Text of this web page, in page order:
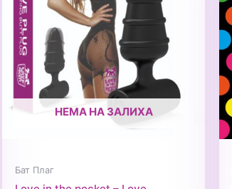
НЕМА НА ЗАЛИХА
Бат Плаг